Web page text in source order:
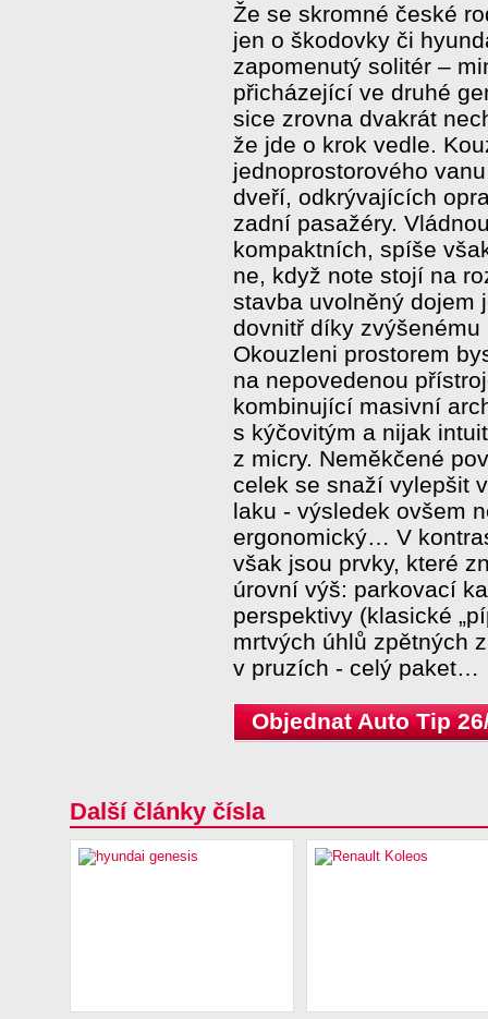
Že se skromné české
jen o škodovky či
zapomenutý solitér –
přicházející ve druhé
sice zrovna dvakrát
že jde o krok vedle.
jednoprostorového
dveří, odkrývajících
zadní pasažéry.
kompaktních, spíše
ne, když note stojí na
stavba uvolněný dojem
dovnitř díky
Okouzleni prostorem
na nepovedenou
kombinující masivní
s kýčovitým a nijak
z micry. Neměkčené
celek se snaží vylepšit
laku - výsledek ovšem
ergonomický… V
však jsou prvky, které
úrovní výš: parkovací
perspektivy (klasické
mrtvých úhlů zpětných
v pruzích - celý paket…
Objednat Auto Tip
Další články čísla